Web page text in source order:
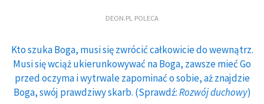
DEON.PL POLECA
Kto szuka Boga, musi się zwrócić całkowicie do wewnątrz.
Musi się wciąż ukierunkowywać na Boga, zawsze mieć Go
przed oczyma i wytrwale zapominać o sobie, aż znajdzie
Boga, swój prawdziwy skarb. (Sprawdź:Rozwój duchowy)